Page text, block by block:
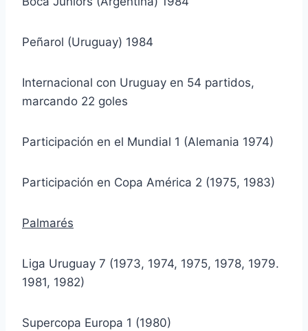
Peñarol (Uruguay) 1984
Internacional con Uruguay en 54 partidos,
marcando 22 goles
Participación en el Mundial 1 (Alemania 1974)
Participación en Copa América 2 (1975, 1983)
Palmarés
Liga Uruguay 7 (1973, 1974, 1975, 1978, 1979.
1981, 1982)
Supercopa Europa 1 (1980)